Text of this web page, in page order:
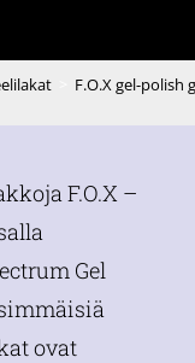
F.O.X gel-polish
F.O.X –
Gel
ovat